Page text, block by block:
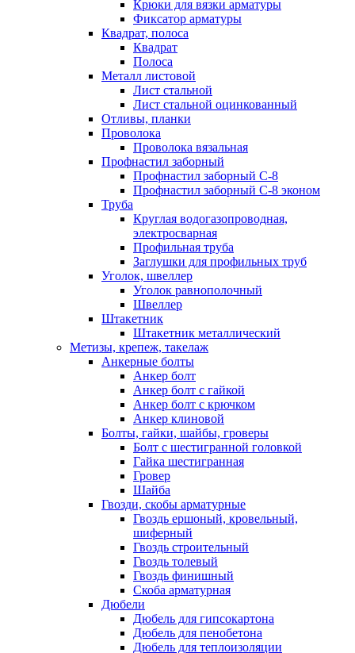
Крюки для вязки арматуры
Фиксатор арматуры
Квадрат, полоса
Квадрат
Полоса
Металл листовой
Лист стальной
Лист стальной оцинкованный
Отливы, планки
Проволока
Проволока вязальная
Профнастил заборный
Профнастил заборный С-8
Профнастил заборный С-8 эконом
Труба
Круглая водогазопроводная,
электросварная
Профильная труба
Заглушки для профильных труб
Уголок, швеллер
Уголок равнополочный
Швеллер
Штакетник
Штакетник металлический
Метизы, крепеж, такелаж
Анкерные болты
Анкер болт
Анкер болт с гайкой
Анкер болт с крючком
Анкер клиновой
Болты, гайки, шайбы, гроверы
Болт c шестигранной головкой
Гайка шестигранная
Гровер
Шайба
Гвозди, скобы арматурные
Гвоздь ершоный, кровельный,
шиферный
Гвоздь строительный
Гвоздь толевый
Гвоздь финишный
Скоба арматурная
Дюбели
Дюбель для гипсокартона
Дюбель для пенобетона
Дюбель для теплоизоляции